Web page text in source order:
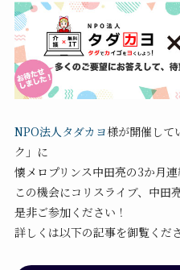
NPO法人タダカヨ様が開催して
ク」に
懐メロプリンス中田亮の3か月
この機会にコリスライブ、中田
是非ご参加ください！
詳しくは以下の記事を御覧くださ